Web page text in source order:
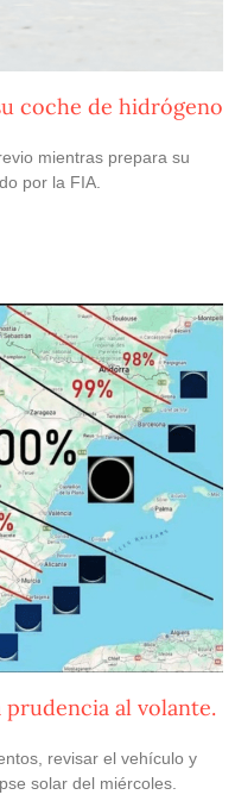
coche de hidrógeno
mientras prepara su
por la FIA.
prudencia al volante.
revisar el vehículo y
solar del miércoles.